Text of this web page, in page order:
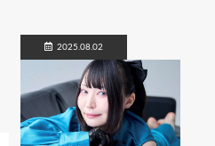
2025.08.02